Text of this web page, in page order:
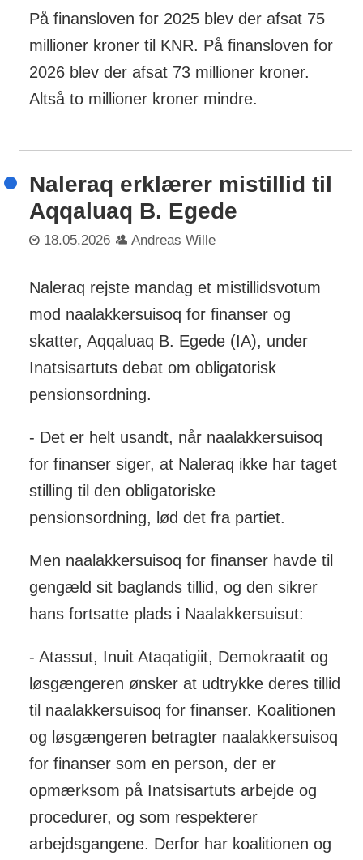
På finansloven for 2025 blev der afsat 75
millioner kroner til KNR. På finansloven for
2026 blev der afsat 73 millioner kroner.
Altså to millioner kroner mindre.
Naleraq erklærer mistillid til
Aqqaluaq B. Egede
18.05.2026 Andreas Wille
Naleraq rejste mandag et mistillidsvotum
mod naalakkersuisoq for finanser og
skatter, Aqqaluaq B. Egede (IA), under
Inatsisartuts debat om obligatorisk
pensionsordning.
- Det er helt usandt, når naalakkersuisoq
for finanser siger, at Naleraq ikke har taget
stilling til den obligatoriske
pensionsordning, lød det fra partiet.
Men naalakkersuisoq for finanser havde til
gengæld sit baglands tillid, og den sikrer
hans fortsatte plads i Naalakkersuisut:
- Atassut, Inuit Ataqatigiit, Demokraatit og
løsgængeren ønsker at udtrykke deres tillid
til naalakkersuisoq for finanser. Koalitionen
og løsgængeren betragter naalakkersuisoq
for finanser som en person, der er
opmærksom på Inatsisartuts arbejde og
procedurer, og som respekterer
arbejdsgangene. Derfor har koalitionen og